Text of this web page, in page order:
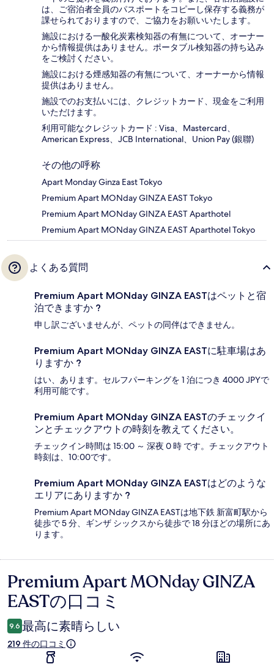
は、ご宿泊者全員のパスポートをコピーし保存する義務が
課せられておりますの​で、ご協力をお願いいたします。
施設における一酸化炭素検知器の有無について、オーナー
から情報提供はありません。ポータブル検知器の持ち込み
をご検討ください。
施設における煙感知器の有無について、オーナーから情報
提供はありません。
施設でのお支払いには、クレジットカード、現金をご利用
いただけます。
利用可能なクレジットカード : Visa、Mastercard、
American Express、JCB International、Union Pay (銀聯)
その他の呼称
Apart Monday Ginza East Tokyo
Premium Apart MONday GINZA EAST Tokyo
Premium Apart MONday GINZA EAST Aparthotel
Premium Apart MONday GINZA EAST Aparthotel Tokyo
よくある質問
Premium Apart MONday GINZA EASTはペットと宿
泊できますか ?
申し訳ございませんが、ペットの同伴はできません。
Premium Apart MONday GINZA EASTに駐車場はあ
りますか ?
はい、あります。セルフパーキングを 1 泊につき 4000 JPYで
利用可能です。
Premium Apart MONday GINZA EASTのチェックイ
ンとチェックアウトの時刻を教えてください。
チェックイン時間は 15:00 ～ 深夜 0 時 です。チェックアウト
時刻は、10:00です。
Premium Apart MONday GINZA EASTはどのような
エリアにありますか ?
Premium Apart MONday GINZA EASTは地下鉄 新富町駅から
徒歩で 5 分、ギンザ シックスから徒歩で 18 分ほどの場所にあ
ります。
口
コ
ミ
Premium Apart MONday GINZA
EASTの口コミ
9.6 最高に素晴らしい
219 件の口コミ